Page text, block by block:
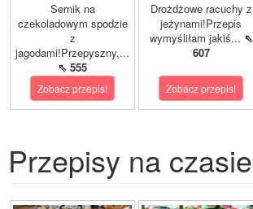
Sernik na
czekoladowym spodzie
z
jagodami!Przepyszny,...
⇖ 555
Zobacz przepis!
Drożdżowe racuchy z
jeżynami!Przepis
wymyśliłam jakiś... ⇖
607
Zobacz przepis!
Przepisy na czasie